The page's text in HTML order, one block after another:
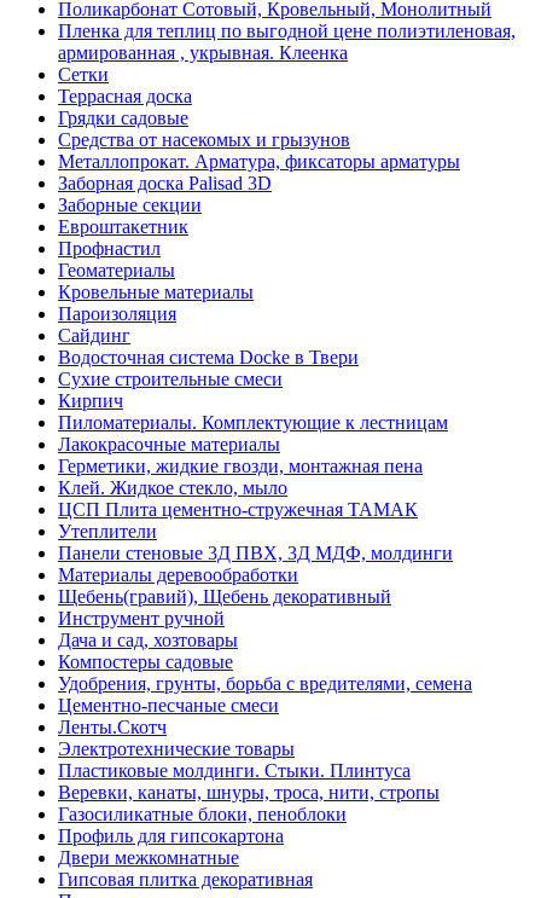
Поликарбонат Сотовый, Кровельный, Монолитный
Пленка для теплиц по выгодной цене полиэтиленовая,
армированная , укрывная. Клеенка
Сетки
Террасная доска
Грядки садовые
Средства от насекомых и грызунов
Металлопрокат. Арматура, фиксаторы арматуры
Заборная доска Palisad 3D
Заборные секции
Евроштакетник
Профнастил
Геоматериалы
Кровельные материалы
Пароизоляция
Сайдинг
Водосточная система Docke в Твери
Сухие строительные смеси
Кирпич
Пиломатериалы. Комплектующие к лестницам
Лакокрасочные материалы
Герметики, жидкие гвозди, монтажная пена
Клей. Жидкое стекло, мыло
ЦСП Плита цементно-стружечная ТАМАК
Утеплители
Панели стеновые 3Д ПВХ, 3Д МДФ, молдинги
Материалы деревообработки
Щебень(гравий), Щебень декоративный
Инструмент ручной
Дача и сад, хозтовары
Компостеры садовые
Удобрения, грунты, борьба с вредителями, семена
Цементно-песчаные смеси
Ленты.Скотч
Электротехнические товары
Пластиковые молдинги. Стыки. Плинтуса
Веревки, канаты, шнуры, троса, нити, стропы
Газосиликатные блоки, пеноблоки
Профиль для гипсокартона
Двери межкомнатные
Гипсовая плитка декоративная